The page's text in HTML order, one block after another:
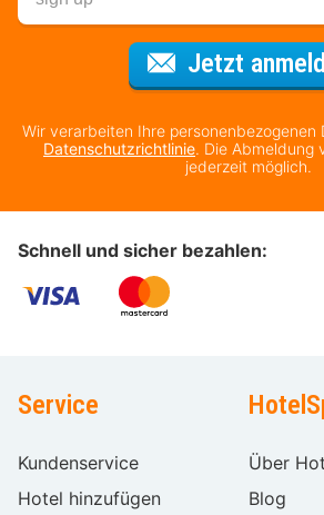
Jetzt
Wir verarbeiten Ihre personenbezogenen
Datenschutzrichtlinie. Die Abmeldung
jederzeit möglich.
Schnell und sicher bezahlen:
Service
Kundenservice
Hotel hinzufügen
Über
Blog